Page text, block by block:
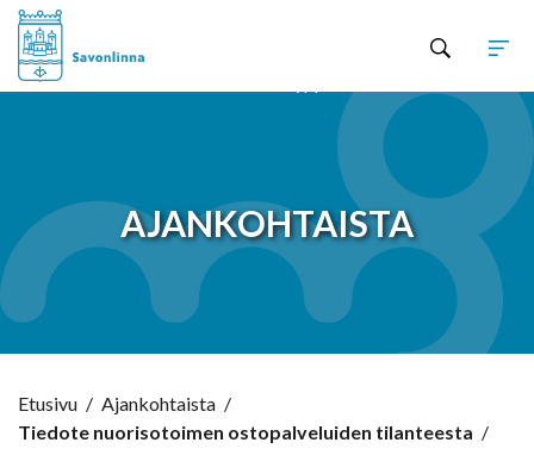
AJANKOHTAISTA
Etusivu / Ajankohtaista /
Tiedote nuorisotoimen ostopalveluiden tilanteesta /